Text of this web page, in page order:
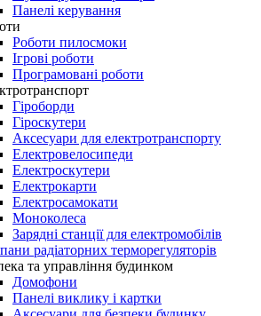
Панелі керування
Роботи пилосмоки
Ігрові роботи
Програмовані роботи
Гіроборди
Гіроскутери
Аксесуари для електротранспорту
Електровелосипеди
Електроскутери
Електрокарти
Електросамокати
Моноколеса
Зарядні станції для електромобілів
радіаторних терморегуляторів
та управління будинком
Домофони
Панелі виклику і картки